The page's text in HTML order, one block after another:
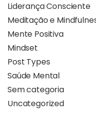
Liderança Consciente
Meditação e
Mente Positiva
Mindset
Post Types
Saúde Mental
Sem categoria
Uncategorized